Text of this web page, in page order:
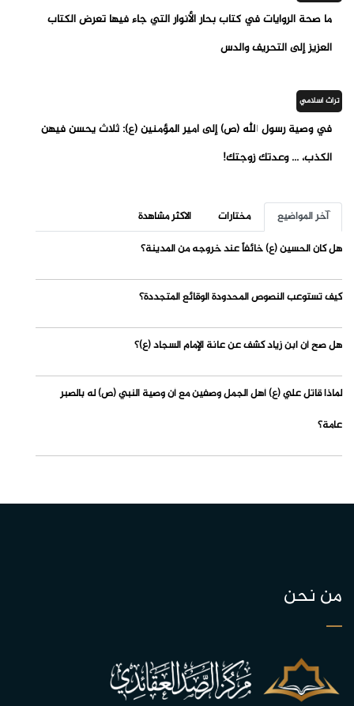
ما صحة الروايات في كتاب بحار الأنوار التي جاء فيها تعرض الكتاب
العزيز إلى التحريف والدس
تراث اسلامي
في وصية رسول الله (ص) إلى أمير المؤمنين (ع): ثلاث يحسن فيهن
الكذب، ... وعدتك زوجتك!
آخر المواضيع مختارات
الاكثر مشاهدة
هل كان الحسين (ع) خائفاً عند خروجه من المدينة؟
كيف تستوعب النصوص المحدودة الوقائع المتجددة؟
هل صح أن ابن زياد كشف عن عانة الإمام السجاد (ع)؟
لماذا قاتل علي (ع) أهل الجمل وصفين مع أن وصية النبي (ص) له بالصبر
عامة؟
من نحن